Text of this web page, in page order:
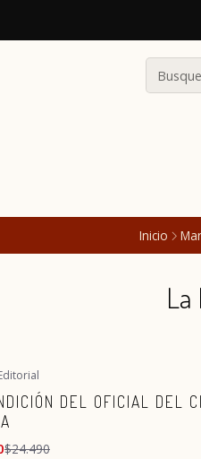
Inicio
DEL OFICIAL DEL
$24.490